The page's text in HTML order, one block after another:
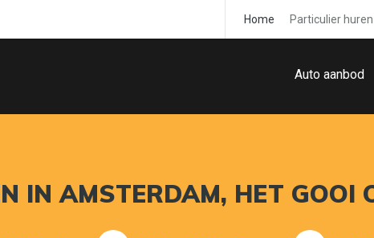
Home Particulier huren
Auto aanbod
IN AMSTERDAM, HET GOOI